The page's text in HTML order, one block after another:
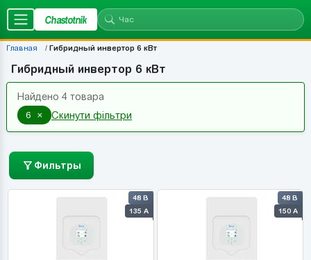
Chastotnik
Главная Гибридный инвертор 6 кВт
Гибридный инвертор 6 кВт
Найдено 4 товара
6
× Скинути фільтри
Фильтры
48 В
135 А
48 В
150 А